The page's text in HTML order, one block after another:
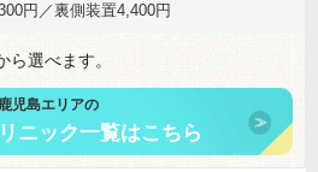
円／裏側装置4,400円
選べます。
鹿児島エリアの
ニック一覧はこちら